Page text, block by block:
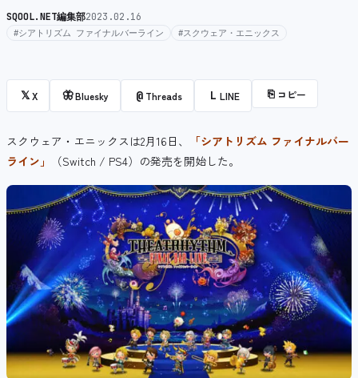
SQOOL.NET編集部2023.02.16
#シアトリズム ファイナルバーライン #スクウェア・エニックス
𝕏X 🦋Bluesky @ Threads L LINE ⎘ コピー
スクウェア・エニックスは2月16日、
「シアトリズム ファイナルバー
ライン」
（Switch / PS4）の発売を開始した。